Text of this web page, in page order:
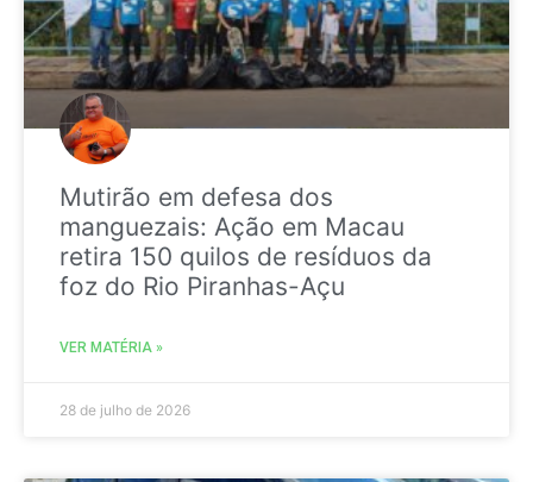
Mutirão em defesa dos
manguezais: Ação em Macau
retira 150 quilos de resíduos da
foz do Rio Piranhas-Açu
VER MATÉRIA »
28 de julho de 2026